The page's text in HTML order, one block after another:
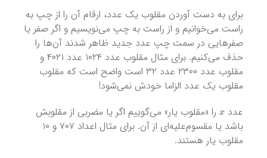
برای به دست آوردن مقلوب یک عدد، ارقام آن را از چپ به
راست می‌خوانیم و از راست به چپ می‌نویسیم و اگر صفر یا
صفرهایی در سمت چپ عدد جدید ظاهر شدند آن‌ها را
حذف می‌کنیم. برای مثال مقلوب عدد ۱۰۲۴ عدد ۴۰۲۱ و
مقلوب عدد ۲۳۰۰ عدد ۳۲ است واضح است که مقلوب
مقلوب یک عدد الزاما خودش نمی‌شود!
عدد
را «مقلوب یار» می‌گوییم اگر یا مضربی از مقلوبش
باشد یا مقسوم‌علیه‌ای از آن. برای مثال اعداد ۷۰۷ و ۱۰
مقلوب یار هستند.